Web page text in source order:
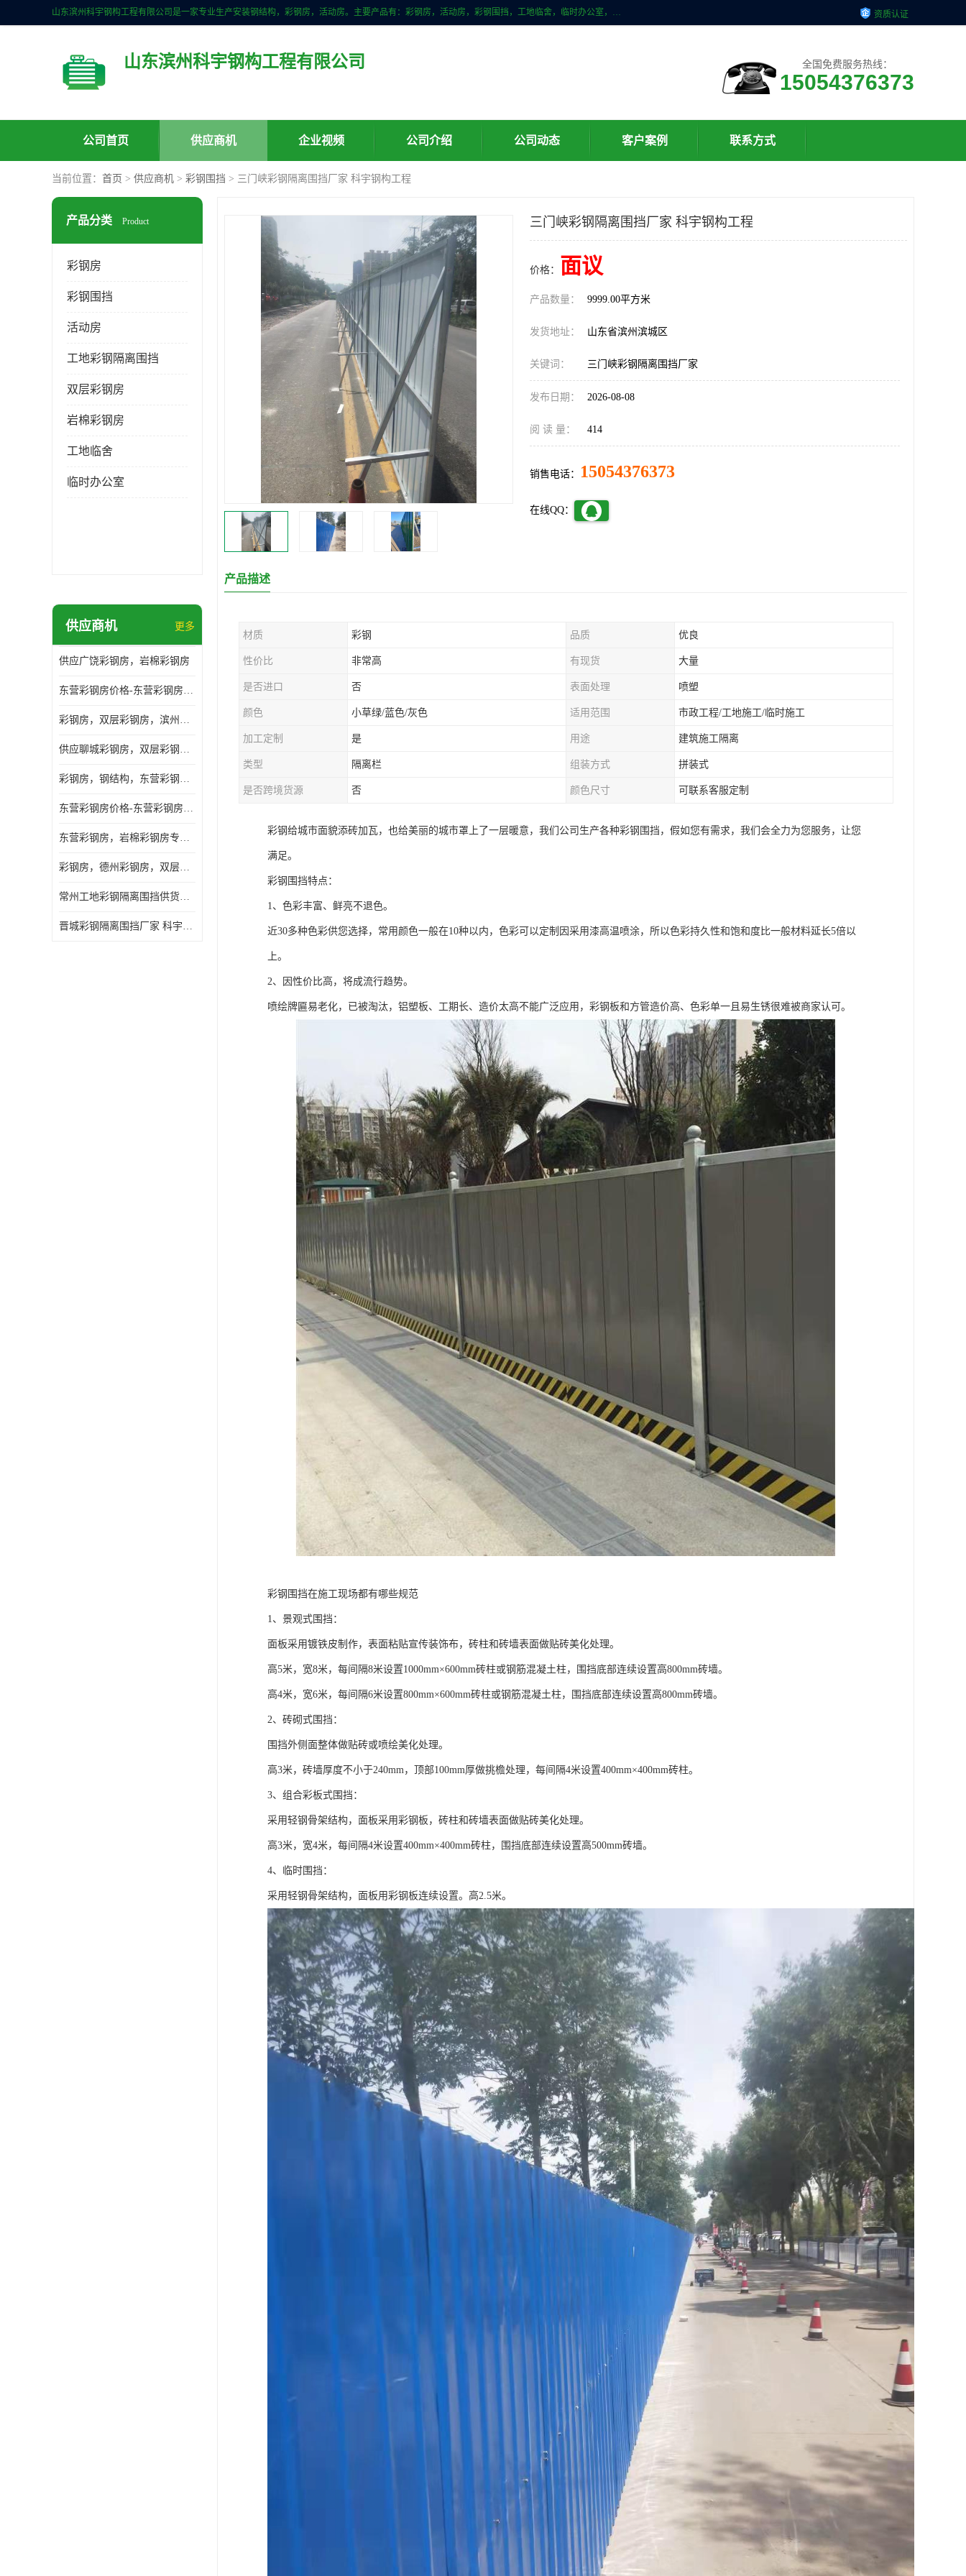
山东滨州科宇钢构工程有限公司是一家专业生产安装钢结构，彩钢房，活动房。主要产品有：彩钢房，活动房，彩钢围挡，工地临舍，临时办公室，民用建筑等生成安装；我们一贯坚持；诚信经营，薄利多销的经营理念。愿与广大的新老客户共创美好未来 资质认证
山东滨州科宇钢构工程有限公司 全国免费服务热线：
15054376373
公司首页 供应商机 企业视频 公司介绍 公司动态 客户案例 联系方式
当前位置： 首页 > 供应商机 > 彩钢围挡 > 三门峡彩钢隔离围挡厂家 科宇钢构工程
产品分类 Product
彩钢房
彩钢围挡
活动房
工地彩钢隔离围挡
双层彩钢房
岩棉彩钢房
工地临舍
临时办公室
供应商机 更多
供应广饶彩钢房，岩棉彩钢房
东营彩钢房价格-东营彩钢房厂家-东营防火彩钢房
彩钢房，双层彩钢房，滨州彩钢房，雅致房，轻钢结构
供应聊城彩钢房，双层彩钢房，岩棉彩钢房，彩钢快装房
彩钢房，钢结构，东营彩钢房，双层彩钢房，施工围挡
东营彩钢房价格-东营彩钢房批发
东营彩钢房，岩棉彩钢房专业制作安装
彩钢房，德州彩钢房，双层彩钢房，岩棉彩钢房供应商
常州工地彩钢隔离围挡供货商 科宇钢构工程
晋城彩钢隔离围挡厂家 科宇钢构工程
三门峡彩钢隔离围挡厂家 科宇钢构工程
价格： 面议
产品数量： 9999.00平方米
发货地址： 山东省滨州滨城区
关键词： 三门峡彩钢隔离围挡厂家
发布日期： 2026-08-08
阅 读 量： 414
销售电话： 15054376373
在线QQ：
产品描述
材质 彩钢 品质 优良
性价比 非常高 有现货 大量
是否进口 否 表面处理 喷塑
颜色 小草绿/蓝色/灰色 适用范围 市政工程/工地施工/临时施工
加工定制 是 用途 建筑施工隔离
类型 隔离栏 组装方式 拼装式
是否跨境货源 否 颜色尺寸 可联系客服定制
彩钢给城市面貌添砖加瓦，也给美丽的城市罩上了一层暖意，我们公司生产各种彩钢围挡，假如您有需求，我们会全力为您服务，让您
满足。
彩钢围挡特点：
1、色彩丰富、鲜亮不退色。
近30多种色彩供您选择，常用颜色一般在10种以内，色彩可以定制因采用漆高温喷涂，所以色彩持久性和饱和度比一般材料延长5倍以
上。
2、因性价比高，将成流行趋势。
喷绘牌匾易老化，已被淘汰，铝塑板、工期长、造价太高不能广泛应用，彩钢板和方管造价高、色彩单一且易生锈很难被商家认可。
彩钢围挡在施工现场都有哪些规范
1、景观式围挡：
面板采用镀铁皮制作，表面粘贴宣传装饰布，砖柱和砖墙表面做贴砖美化处理。
高5米，宽8米，每间隔8米设置1000mm×600mm砖柱或钢筋混凝土柱，围挡底部连续设置高800mm砖墙。
高4米，宽6米，每间隔6米设置800mm×600mm砖柱或钢筋混凝土柱，围挡底部连续设置高800mm砖墙。
2、砖砌式围挡：
围挡外侧面整体做贴砖或喷绘美化处理。
高3米，砖墙厚度不小于240mm，顶部100mm厚做挑檐处理，每间隔4米设置400mm×400mm砖柱。
3、组合彩板式围挡：
采用轻钢骨架结构，面板采用彩钢板，砖柱和砖墙表面做贴砖美化处理。
高3米，宽4米，每间隔4米设置400mm×400mm砖柱，围挡底部连续设置高500mm砖墙。
4、临时围挡：
采用轻钢骨架结构，面板用彩钢板连续设置。高2.5米。